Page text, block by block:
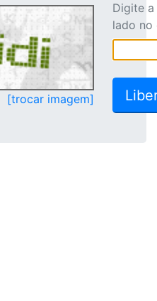
[trocar imagem]
Digite
lado no